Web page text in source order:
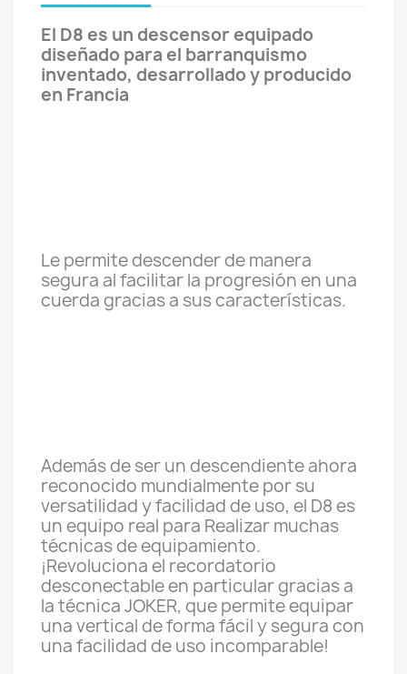
El D8 es un descensor equipado
diseñado para el barranquismo
inventado, desarrollado y producido
en Francia
Le permite descender de manera
segura al facilitar la progresión en una
cuerda gracias a sus características.
Además de ser un descendiente ahora
reconocido mundialmente por su
versatilidad y facilidad de uso, el D8 es
un equipo real para Realizar muchas
técnicas de equipamiento.
¡Revoluciona el recordatorio
desconectable en particular gracias a
la técnica JOKER, que permite equipar
una vertical de forma fácil y segura con
una facilidad de uso incomparable!